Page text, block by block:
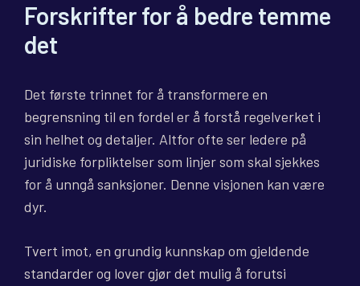
Forskrifter for å bedre temme
det
Det første trinnet for å transformere en
begrensning til en fordel er å forstå regelverket i
sin helhet og detaljer. Altfor ofte ser ledere på
juridiske forpliktelser som linjer som skal sjekkes
for å unngå sanksjoner. Denne visjonen kan være
dyr.
Tvert imot, en grundig kunnskap om gjeldende
standarder og lover gjør det mulig å forutsi